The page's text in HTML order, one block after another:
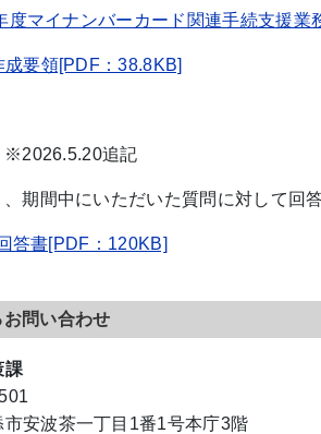
度マイナンバーカード関連手続支援業
要領[PDF：38.8KB]
追記
中にいただいた質問に対して回答
答書[PDF：120KB]
問い合わせ
課
市安波茶一丁目1番1号本庁3階